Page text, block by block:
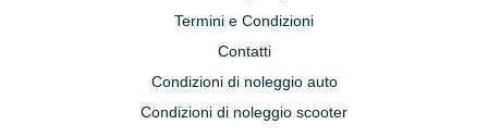
Termini e Condizioni
Contatti
Condizioni di noleggio auto
Condizioni di noleggio scooter